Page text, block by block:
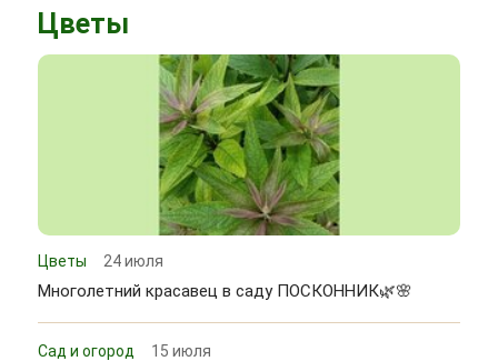
Цветы
Цветы 24 июля
Многолетний красавец в саду ПОСКОННИК🌿🌸
Сад и огород 15 июля